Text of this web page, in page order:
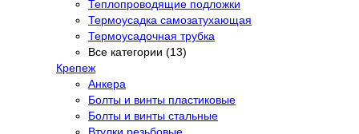
Теплопроводящие подложки
Термоусадка самозатухающая
Термоусадочная трубка
Все категории (13)
Крепеж
Анкера
Болты и винты пластиковые
Болты и винты стальные